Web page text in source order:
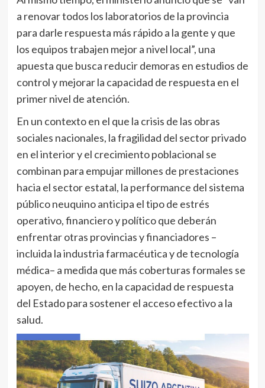
a renovar todos los laboratorios de la provincia
para darle respuesta más rápido a la gente y que
los equipos trabajen mejor a nivel local”, una
apuesta que busca reducir demoras en estudios de
control y mejorar la capacidad de respuesta en el
primer nivel de atención.
En un contexto en el que la crisis de las obras
sociales nacionales, la fragilidad del sector privado
en el interior y el crecimiento poblacional se
combinan para empujar millones de prestaciones
hacia el sector estatal, la performance del sistema
público neuquino anticipa el tipo de estrés
operativo, financiero y político que deberán
enfrentar otras provincias y financiadores –
incluida la industria farmacéutica y de tecnología
médica– a medida que más coberturas formales se
apoyen, de hecho, en la capacidad de respuesta
del Estado para sostener el acceso efectivo a la
salud.